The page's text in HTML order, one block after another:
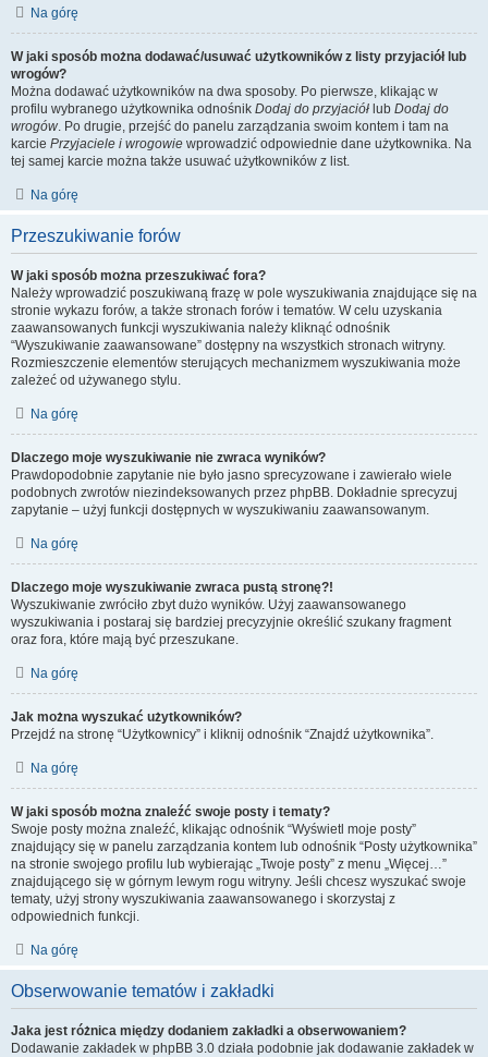
Na górę
W jaki sposób można dodawać/usuwać użytkowników z listy przyjaciół lub
wrogów?
Można dodawać użytkowników na dwa sposoby. Po pierwsze, klikając w
profilu wybranego użytkownika odnośnik Dodaj do przyjaciół lub Dodaj do
wrogów. Po drugie, przejść do panelu zarządzania swoim kontem i tam na
karcie Przyjaciele i wrogowie wprowadzić odpowiednie dane użytkownika. Na
tej samej karcie można także usuwać użytkowników z list.
Na górę
Przeszukiwanie forów
W jaki sposób można przeszukiwać fora?
Należy wprowadzić poszukiwaną frazę w pole wyszukiwania znajdujące się na
stronie wykazu forów, a także stronach forów i tematów. W celu uzyskania
zaawansowanych funkcji wyszukiwania należy kliknąć odnośnik
“Wyszukiwanie zaawansowane” dostępny na wszystkich stronach witryny.
Rozmieszczenie elementów sterujących mechanizmem wyszukiwania może
zależeć od używanego stylu.
Na górę
Dlaczego moje wyszukiwanie nie zwraca wyników?
Prawdopodobnie zapytanie nie było jasno sprecyzowane i zawierało wiele
podobnych zwrotów niezindeksowanych przez phpBB. Dokładnie sprecyzuj
zapytanie – użyj funkcji dostępnych w wyszukiwaniu zaawansowanym.
Na górę
Dlaczego moje wyszukiwanie zwraca pustą stronę?!
Wyszukiwanie zwróciło zbyt dużo wyników. Użyj zaawansowanego
wyszukiwania i postaraj się bardziej precyzyjnie określić szukany fragment
oraz fora, które mają być przeszukane.
Na górę
Jak można wyszukać użytkowników?
Przejdź na stronę “Użytkownicy” i kliknij odnośnik “Znajdź użytkownika”.
Na górę
W jaki sposób można znaleźć swoje posty i tematy?
Swoje posty można znaleźć, klikając odnośnik “Wyświetl moje posty”
znajdujący się w panelu zarządzania kontem lub odnośnik “Posty użytkownika”
na stronie swojego profilu lub wybierając „Twoje posty” z menu „Więcej…”
znajdującego się w górnym lewym rogu witryny. Jeśli chcesz wyszukać swoje
tematy, użyj strony wyszukiwania zaawansowanego i skorzystaj z
odpowiednich funkcji.
Na górę
Obserwowanie tematów i zakładki
Jaka jest różnica między dodaniem zakładki a obserwowaniem?
Dodawanie zakładek w phpBB 3.0 działa podobnie jak dodawanie zakładek w